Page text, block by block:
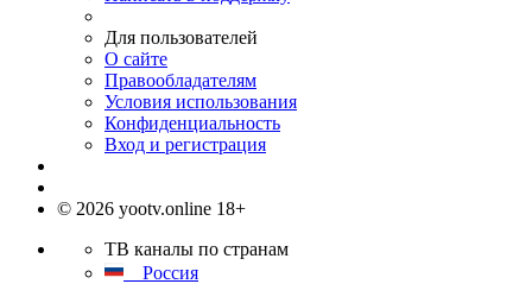
Для пользователей
О сайте
Правообладателям
Условия использования
Конфиденциальность
Вход и регистрация
© 2026 yootv.online 18+
ТВ каналы по странам
Россия